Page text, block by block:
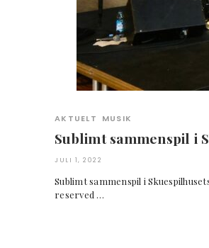
AKTUELT MUSIK
Sublimt sammenspil i
JULI 1, 2022
Sublimt sammenspil i
reserved …